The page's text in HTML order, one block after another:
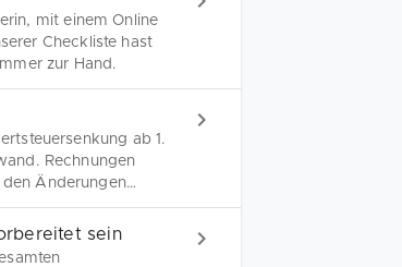
mit einem Online
Checkliste hast
zur Hand.
ab 1.
Rechnungen
den Änderungen
sein